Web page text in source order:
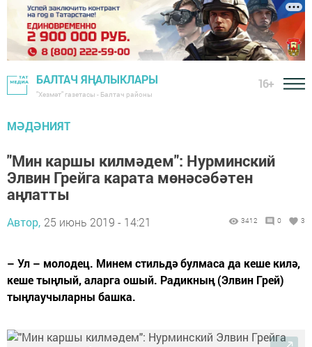
БАЛТАЧ ЯҢАЛЫКЛАРЫ
"Хезмәт" газетасы - Балтач районы
16+
МӘДӘНИЯТ
"Мин каршы килмәдем": Нурминский
Элвин Грейга карата мөнәсәбәтен
аңлатты
Автор, 25 июнь 2019 - 14:21 3412 0 3
– Ул – молодец. Минем стильдә булмаса да кеше килә,
кеше тыңлый, аларга ошый. Радикның (Элвин Грей)
тыңлаучыларны башка.